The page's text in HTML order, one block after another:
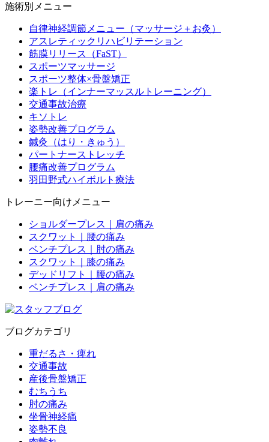
施術別メニュー
自律神経調節メニュー（マッサージ＋お灸）
アスレティックリハビリテーション
筋膜リリース（FaST）
スポーツマッサージ
スポーツ整体×骨盤矯正
楽トレ（インナーマッスルトレーニング）
交通事故治療
キソトレ
姿勢改善プログラム
鍼灸（はり・きゅう）
パートナーストレッチ
腰痛改善プログラム
羽田野式ハイボルト療法
トレーニー向けメニュー
ショルダープレス｜肩の痛み
スクワット｜腰の痛み
ベンチプレス｜肘の痛み
スクワット｜膝の痛み
デッドリフト｜腰の痛み
ベンチプレス｜肩の痛み
ブログカテゴリ
重だるさ・痺れ
交通事故
産後骨盤矯正
むちうち
肘の痛み
坐骨神経痛
姿勢不良